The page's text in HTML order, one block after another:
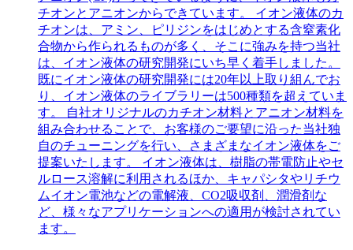
チオンとアニオンからできています。 イオン液体のカ
チオンは、アミン、ピリジンをはじめとする含窒素化
合物から作られるものが多く、そこに強みを持つ当社
は、イオン液体の研究開発にいち早く着手しました。
既にイオン液体の研究開発には20年以上取り組んでお
り、イオン液体のライブラリーは500種類を超えていま
す。 自社オリジナルのカチオン材料とアニオン材料を
組み合わせることで、お客様のご要望に沿った当社独
自のチューニングを行い、さまざまなイオン液体をご
提案いたします。 イオン液体は、樹脂の帯電防止やセ
ルロース溶解に利用されるほか、キャパシタやリチウ
ムイオン電池などの電解液、CO2吸収剤、潤滑剤な
ど、様々なアプリケーションへの適用が検討されてい
ます。